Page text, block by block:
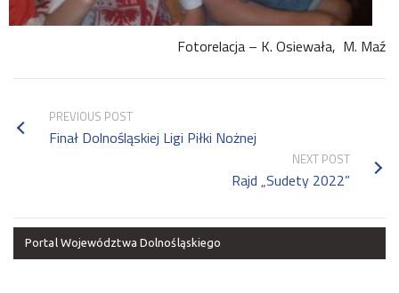
Fotorelacja – K. Osiewała, M. Maź
PREVIOUS POST
Finał Dolnośląskiej Ligi Piłki Nożnej
NEXT POST
Rajd „Sudety 2022”
Portal Województwa Dolnośląskiego